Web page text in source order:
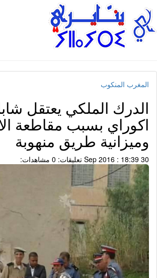
المغرب المنكوب
الدرك الملكي يعتقل
اكوراي بسبب مقاطعة
وميزانية طريق منهوبة
30 Sep 2016 : 18:39 تعليقات: 0 مشاهدات: